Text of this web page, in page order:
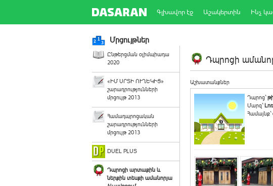
Գլխավոր էջ Աշակերտին Ինչ
Մրցույթներ
Ընթերցման օլիմպիադա
2020
«ԻՄ ՍՐՏԻ ՈՒՂԵԿԻՑ»
շարադրությունների
մրցույթ 2013
Համադպրոցական
շարադրությունների
մրցույթ 2013
DUEL PLUS
Դպրոցի արտաքին և
ներքին տեսքի ամանորյա
Դպրոցի
Աշխատանքներ
Դպրոց`
Մարզ`
Համայնք`